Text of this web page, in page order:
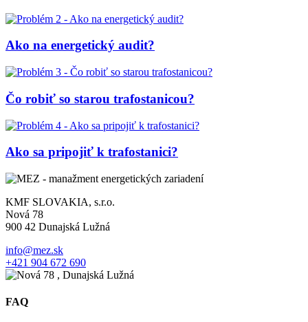
Ako na energetický audit?
Čo robiť so starou trafostanicou?
Ako sa pripojiť k trafostanici?
KMF SLOVAKIA, s.r.o.
Nová 78
900 42 Dunajská Lužná
info@mez.sk
+421 904 672 690
FAQ